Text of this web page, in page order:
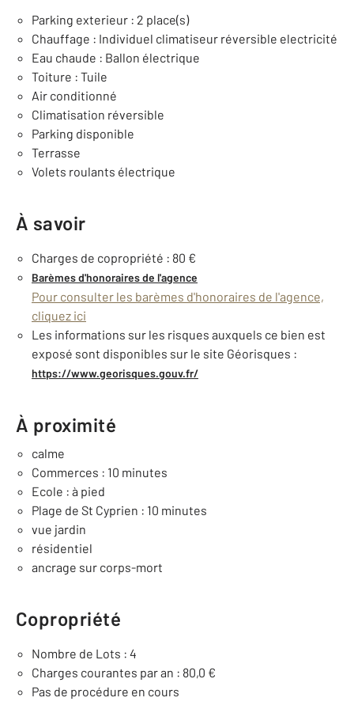
Parking exterieur : 2 place(s)
Chauffage : Individuel climatiseur réversible electricité
Eau chaude : Ballon électrique
Toiture : Tuile
Air conditionné
Climatisation réversible
Parking disponible
Terrasse
Volets roulants électrique
À savoir
Charges de copropriété : 80 €
Barèmes d'honoraires de l'agence
Pour consulter les barèmes d'honoraires de l'agence,
cliquez ici
Les informations sur les risques auxquels ce bien est
exposé sont disponibles sur le site Géorisques :
https://www.georisques.gouv.fr/
À proximité
calme
Commerces : 10 minutes
Ecole : à pied
Plage de St Cyprien : 10 minutes
vue jardin
résidentiel
ancrage sur corps-mort
Copropriété
Nombre de Lots : 4
Charges courantes par an : 80,0 €
Pas de procédure en cours